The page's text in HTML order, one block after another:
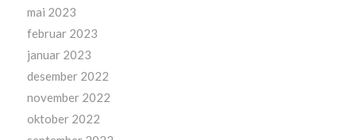
mai 2023
februar 2023
januar 2023
desember 2022
november 2022
oktober 2022